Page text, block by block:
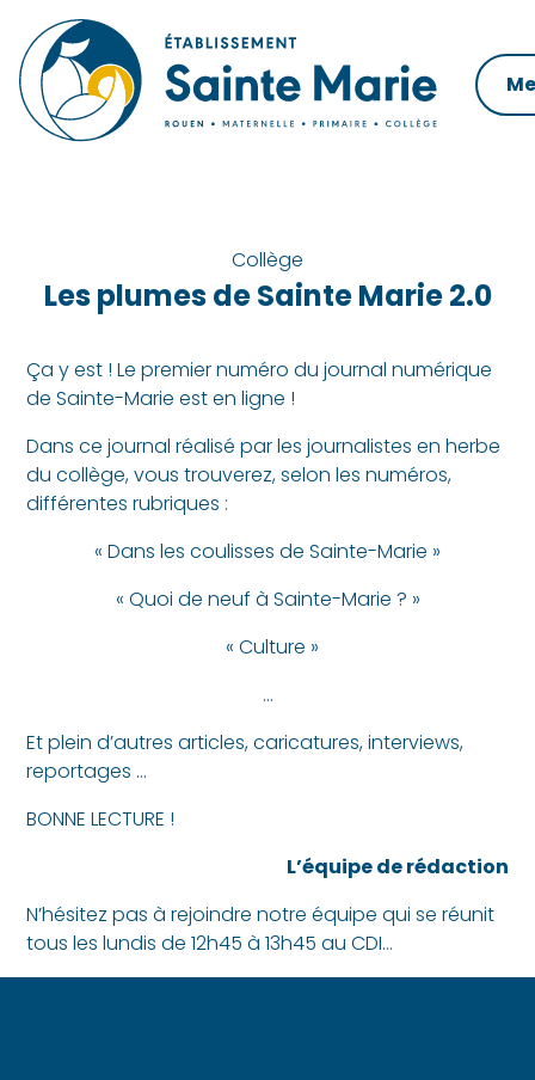
content
Collège
Les plumes de Sainte Marie 2.0
Ça y est ! Le premier numéro du journal numérique
de Sainte-Marie est en ligne !
Dans ce journal réalisé par les journalistes en herbe
du collège, vous trouverez, selon les numéros,
différentes rubriques :
« Dans les coulisses de Sainte-Marie »
« Quoi de neuf à Sainte-Marie ? »
« Culture »
…
Et plein d’autres articles, caricatures, interviews,
reportages …
BONNE LECTURE !
L’équipe de rédaction
N’hésitez pas à rejoindre notre équipe qui se réunit
tous les lundis de 12h45 à 13h45 au CDI…